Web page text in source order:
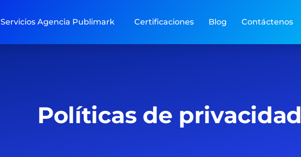
Servicios Agencia Publimark Certificaciones Blog Contáctenos
Políticas de privacidad